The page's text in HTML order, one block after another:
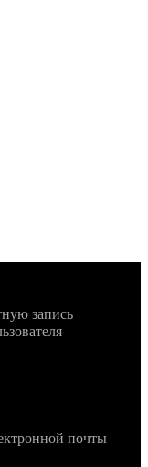
запись
почты